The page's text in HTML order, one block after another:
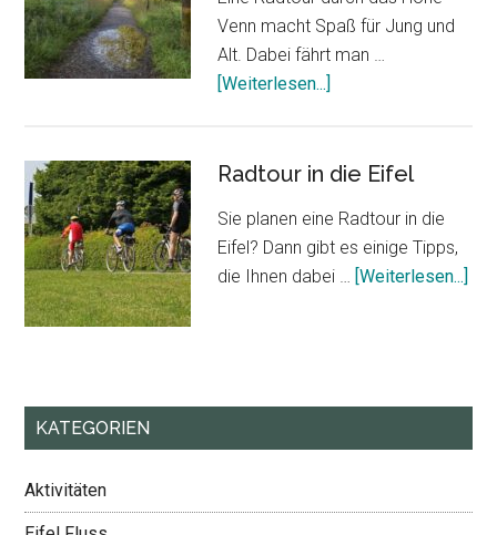
Venn macht Spaß für Jung und
Alt. Dabei fährt man …
[Weiterlesen...]
Hohe
Radtour in die Eifel
Sie planen eine Radtour in die
Eifel? Dann gibt es einige Tipps,
die Ihnen dabei … [Weiterlesen...]
KATEGORIEN
Aktivitäten